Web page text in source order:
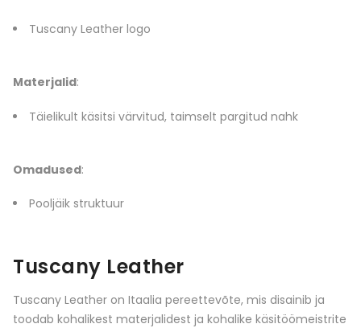
Tuscany Leather logo
Materjalid:
Täielikult käsitsi värvitud, taimselt pargitud nahk
Omadused:
Pooljäik struktuur
Tuscany Leather
Tuscany Leather on Itaalia pereettevõte, mis disainib ja
toodab kohalikest materjalidest ja kohalike käsitöömeistrite